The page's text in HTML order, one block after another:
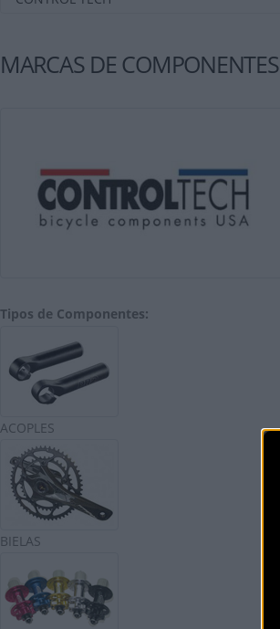
MARCAS DE COMPONENTES
Tipos de Componentes:
ACOPLES
BIELAS